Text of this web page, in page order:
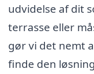
udvidelse af dit
terrasse eller
gør vi det nemt
finde den